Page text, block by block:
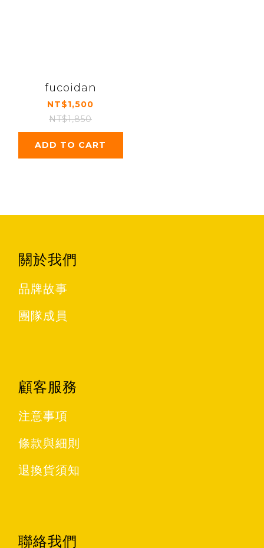
fucoidan
NT$1,500
NT$1,850
ADD TO CART
關於我們
品牌故事
團隊成員
顧客服務
注意事項
條款與細則
退換貨須知
聯絡我們